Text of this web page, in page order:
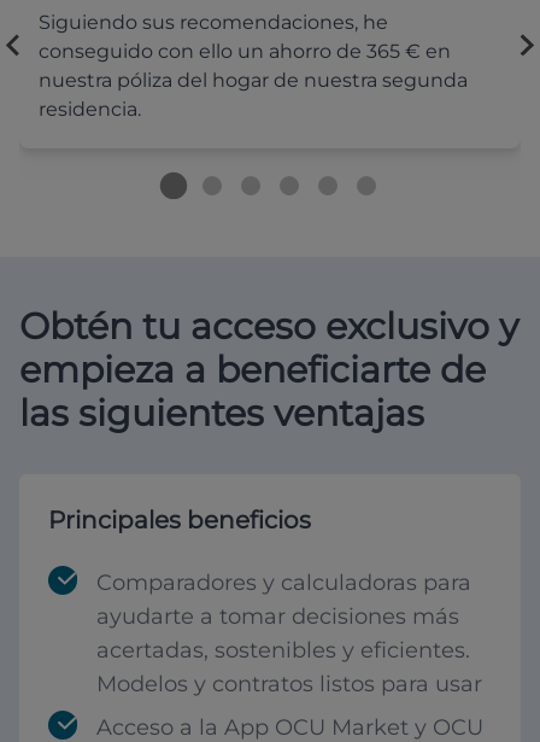
Siguiendo sus recomendaciones, he
conseguido con ello un ahorro de 365 € en
nuestra póliza del hogar de nuestra segunda
residencia.
Obtén tu acceso exclusivo y
empieza a beneficiarte de
las siguientes ventajas
Principales beneficios
Comparadores y calculadoras para
ayudarte a tomar decisiones más
acertadas, sostenibles y eficientes.
Modelos y contratos listos para usar
Acceso a la App OCU Market y OCU